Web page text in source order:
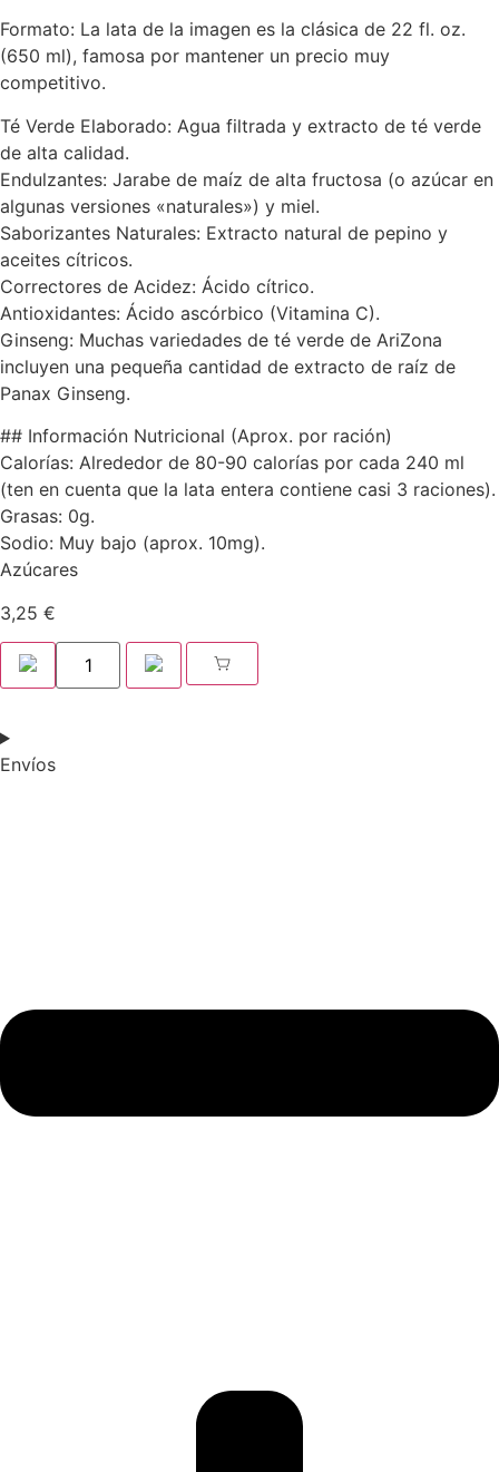
Formato: La lata de la imagen es la clásica de 22 fl. oz.
(650 ml), famosa por mantener un precio muy
competitivo.
Té Verde Elaborado: Agua filtrada y extracto de té verde
de alta calidad.
Endulzantes: Jarabe de maíz de alta fructosa (o azúcar en
algunas versiones «naturales») y miel.
Saborizantes Naturales: Extracto natural de pepino y
aceites cítricos.
Correctores de Acidez: Ácido cítrico.
Antioxidantes: Ácido ascórbico (Vitamina C).
Ginseng: Muchas variedades de té verde de AriZona
incluyen una pequeña cantidad de extracto de raíz de
Panax Ginseng.
## Información Nutricional (Aprox. por ración)
Calorías: Alrededor de 80-90 calorías por cada 240 ml
(ten en cuenta que la lata entera contiene casi 3 raciones).
Grasas: 0g.
Sodio: Muy bajo (aprox. 10mg).
Azúcares
3,25 €
Envíos